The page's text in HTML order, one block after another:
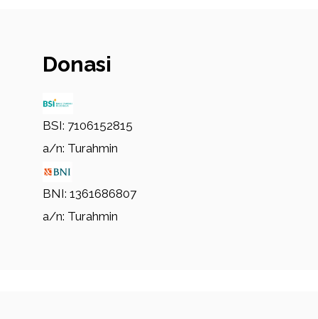
Donasi
BSI: 7106152815
a/n: Turahmin
BNI: 1361686807
a/n: Turahmin